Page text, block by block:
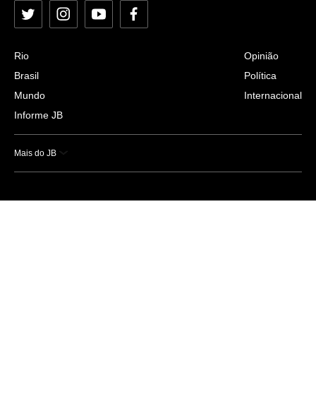
Twitter InstagramYouTubeFacebook
Rio
Brasil
Mundo
Informe JB
Opinião
Política
Internacional
Mais do JB
Esportes